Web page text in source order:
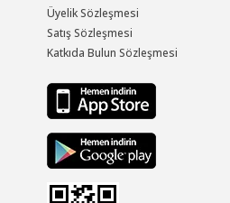
Üyelik Sözleşmesi
Satış Sözleşmesi
Katkıda Bulun Sözleşmesi